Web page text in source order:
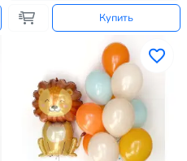
Купить